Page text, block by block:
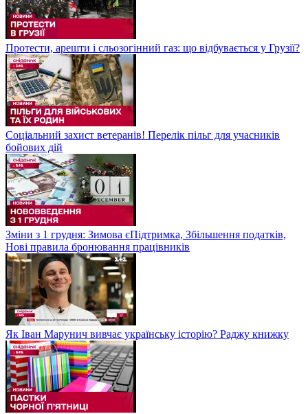
Протести, арешти і сльозогінний газ: що відбувається у Грузії?
Соціальний захист ветеранів! Перелік пільг для учасників
бойових дій
Зміни з 1 грудня: Зимова єПідтримка, Збільшення податків,
Нові правила бронювання працівників
Як Іван Марунич вивчає українську історію? Раджу книжку